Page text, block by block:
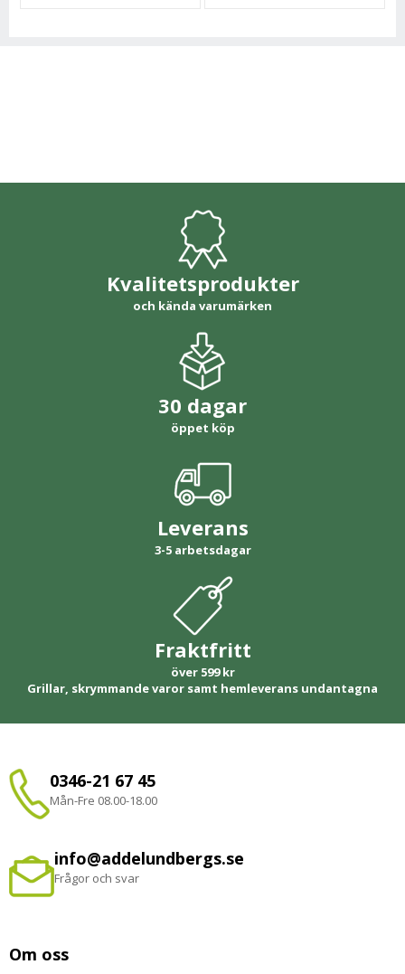
Kvalitetsprodukter
och kända varumärken
30 dagar
öppet köp
Leverans
3-5 arbetsdagar
Fraktfritt
över 599 kr
Grillar, skrymmande varor samt hemleverans undantagna
0346-21 67 45
Mån-Fre 08.00-18.00
info@addelundbergs.se
Frågor och svar
Om oss